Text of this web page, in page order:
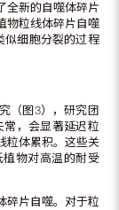
全新的自噬体碎片
物粒线体碎片自噬
似细胞分裂的过程
（图3），研究团
常，会显著延迟粒
粒体累积。这些关
物对高温的耐受
碎片自噬。对于粒